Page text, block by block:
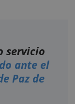
servicio
ante el
Paz de